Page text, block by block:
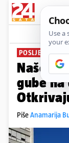
POSLJEDICE
Naše
gube
PišeAnamarija